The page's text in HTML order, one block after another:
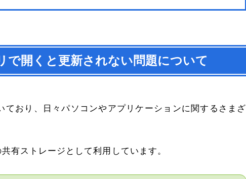
開くと更新されない問題について
おり、日々パソコンやアプリケーションに関するさまざ
有ストレージとして利用しています。